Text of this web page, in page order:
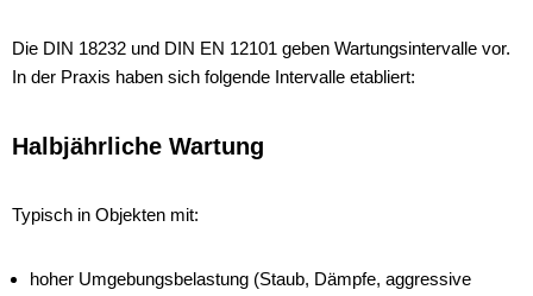
Die DIN 18232 und DIN EN 12101 geben Wartungsintervalle vor.
In der Praxis haben sich folgende Intervalle etabliert:
Halbjährliche Wartung
Typisch in Objekten mit:
hoher Umgebungsbelastung (Staub, Dämpfe, aggressive